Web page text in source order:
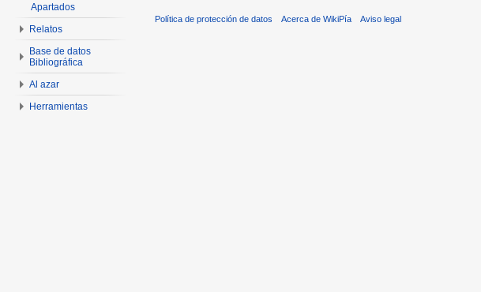
Apartados
Relatos
Base de datos
Bibliográfica
Al azar
Herramientas
Política de protección de datos Acerca de WikiPía Aviso legal